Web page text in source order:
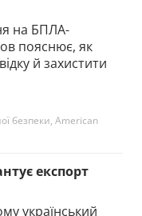
на БПЛА-
пояснює, як
й захистити
безпеки, American
експорт
український